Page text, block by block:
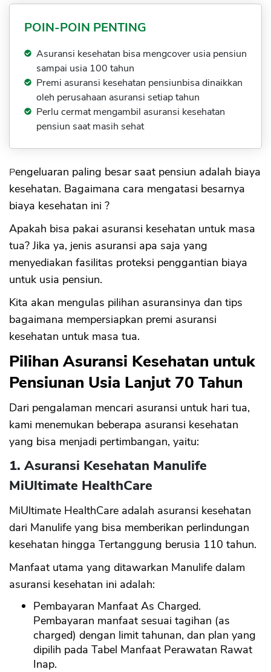
POIN-POIN PENTING
Asuransi kesehatan bisa mengcover usia pensiun
sampai usia 100 tahun
Premi asuransi kesehatan pensiunbisa dinaikkan
oleh perusahaan asuransi setiap tahun
Perlu cermat mengambil asuransi kesehatan
pensiun saat masih sehat
Pengeluaran paling besar saat pensiun adalah biaya
kesehatan. Bagaimana cara mengatasi besarnya
biaya kesehatan ini ?
Apakah bisa pakai asuransi kesehatan untuk masa
tua? Jika ya, jenis asuransi apa saja yang
menyediakan fasilitas proteksi penggantian biaya
untuk usia pensiun.
Kita akan mengulas pilihan asuransinya dan tips
bagaimana mempersiapkan premi asuransi
kesehatan untuk masa tua.
Pilihan Asuransi Kesehatan untuk
Pensiunan Usia Lanjut 70 Tahun
Dari pengalaman mencari asuransi untuk hari tua,
kami menemukan beberapa asuransi kesehatan
yang bisa menjadi pertimbangan, yaitu:
1. Asuransi Kesehatan Manulife
MiUltimate HealthCare
MiUltimate HealthCare adalah asuransi kesehatan
dari Manulife yang bisa memberikan perlindungan
kesehatan hingga Tertanggung berusia 110 tahun.
Manfaat utama yang ditawarkan Manulife dalam
asuransi kesehatan ini adalah:
Pembayaran Manfaat As Charged.
Pembayaran manfaat sesuai tagihan (as
charged) dengan limit tahunan, dan plan yang
dipilih pada Tabel Manfaat Perawatan Rawat
Inap.